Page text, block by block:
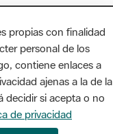
Badajoz, 49.
propias con finalidad
personal de los
contiene enlaces a
ajenas a la de la
decidir si acepta o no
de privacidad